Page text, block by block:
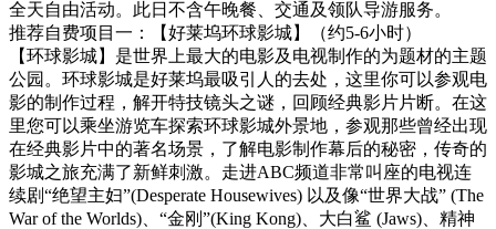
全天自由活动。此日不含午晚餐、交通及领队导游服务。
推荐自费项目一：【好莱坞环球影城】（约5-6小时）
【环球影城】是世界上最大的电影及电视制作的为题材的主题
公园。环球影城是好莱坞最吸引人的去处，这里你可以参观电
影的制作过程，解开特技镜头之谜，回顾经典影片片断。在这
里您可以乘坐游览车探索环球影城外景地，参观那些曾经出现
在经典影片中的著名场景，了解电影制作幕后的秘密，传奇的
影城之旅充满了新鲜刺激。走进ABC频道非常叫座的电视连
续剧“绝望主妇”(Desperate Housewives) 以及像“世界大战” (The
War of the Worlds)、“金刚”(King Kong)、大白鲨 (Jaws)、精神